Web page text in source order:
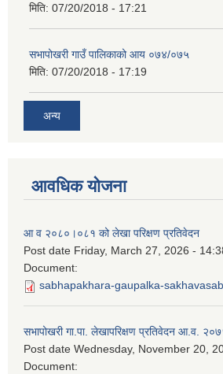
मिति: 07/20/2018 - 17:21
सभापोखरी गाउँ पालिकाको आय ०७४/०७५
मिति: 07/20/2018 - 17:19
अन्य
आवधिक योजना
आ व २०८०।०८१ को लेखा परिक्षण प्रतिवेदन
Post date Friday, March 27, 2026 -
Document:
sabhapakhara-gaupalka-
सभापोखरी गा.पा. लेखापरिक्षण प्रतिवेदन आ.व.
Post date Wednesday, November 20,
Document: